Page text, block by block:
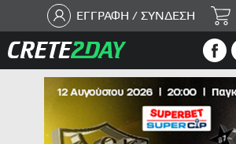
ΕΓΓΡΑΦΗ / ΣΥΝΔΕΣΗ